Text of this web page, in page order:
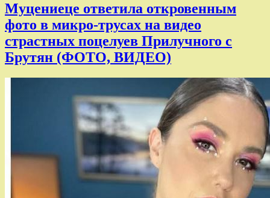
Муцениеце ответила откровенным
фото в микро-трусах на видео
страстных поцелуев Прилучного с
Брутян (ФОТО, ВИДЕО)